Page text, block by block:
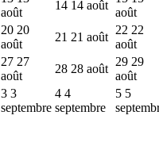
août
14 14 août
août
20 20
août
21 21 août
22 22
août
27 27
août
28 28 août
29 29
août
3 3
septembre
4 4
septembre
5 5